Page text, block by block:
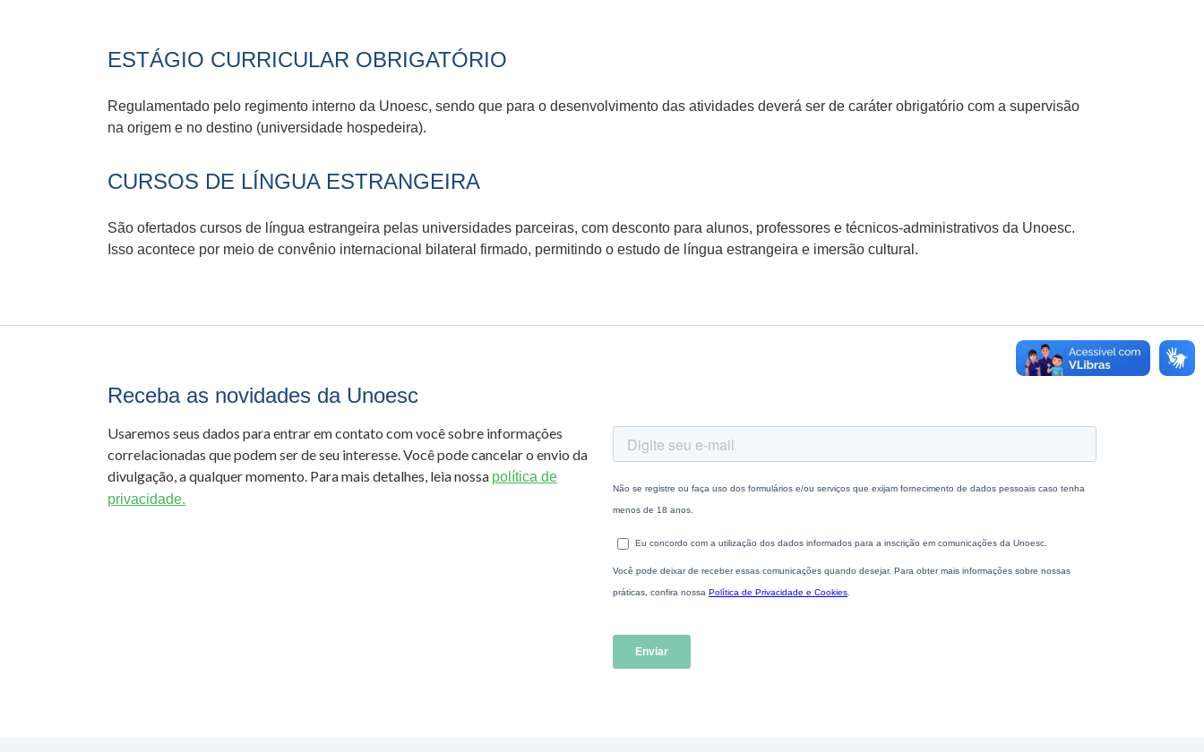
ESTÁGIO CURRICULAR OBRIGATÓRIO
Regulamentado pelo regimento interno da Unoesc, sendo que para o desenvolvimento das atividades deverá ser de caráter obrigatório com a supervisão
na origem e no destino (universidade hospedeira).
CURSOS DE LÍNGUA ESTRANGEIRA
São ofertados cursos de língua estrangeira pelas universidades parceiras, com desconto para alunos, professores e técnicos-administrativos da Unoesc.
Isso acontece por meio de convênio internacional bilateral firmado, permitindo o estudo de língua estrangeira e imersão cultural.
Receba as novidades da Unoesc
Usaremos seus dados para entrar em contato com você sobre informações
correlacionadas que podem ser de seu interesse. Você pode cancelar o envio da
divulgação, a qualquer momento. Para mais detalhes, leia nossa política de
privacidade.